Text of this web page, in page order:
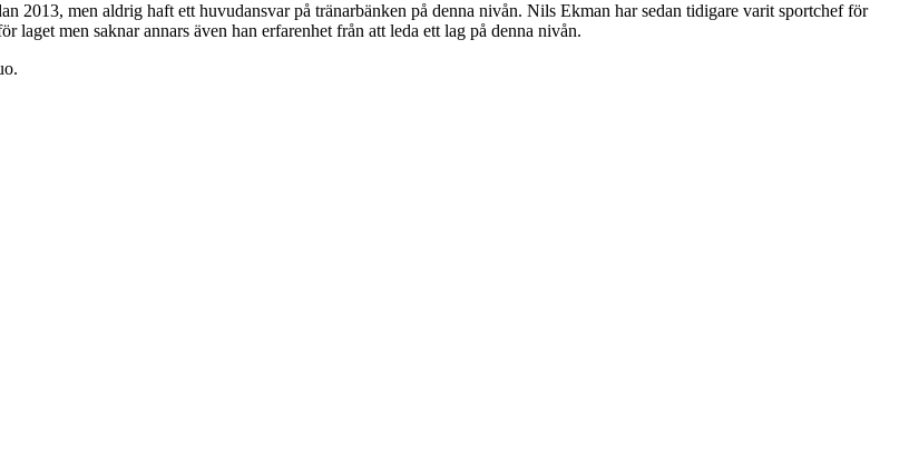
2013, men aldrig haft ett huvudansvar på tränarbänken på denna nivån. Nils Ekman har sedan tidigare varit sportchef för
men saknar annars även han erfarenhet från att leda ett lag på denna nivån.